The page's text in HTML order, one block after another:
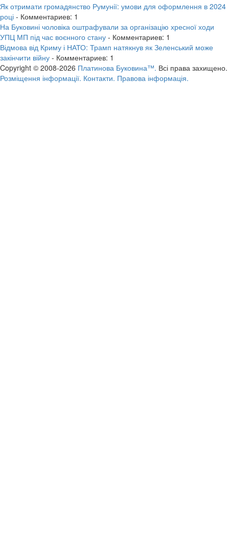
Як отримати громадянство Румунії: умови для оформлення в 2024
році - Комментариев: 1
На Буковині чоловіка оштрафували за організацію хресної ходи
УПЦ МП під час воєнного стану - Комментариев: 1
Відмова від Криму і НАТО: Трамп натякнув як Зеленський може
закінчити війну - Комментариев: 1
Copyright © 2008-2026 Платинова Буковина™. Всі права захищено.
Розміщення інформації. Контакти. Правова інформація.